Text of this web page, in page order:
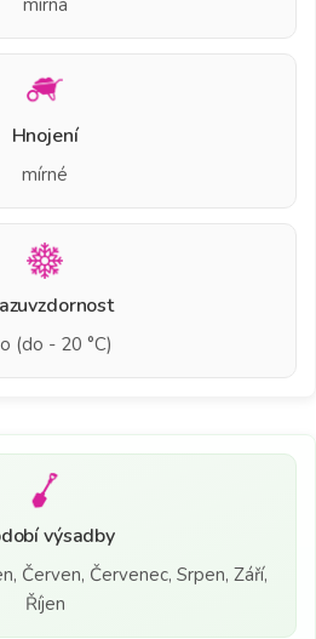
Hnojení
mírné
(do - 20 °C)
výsadby
Červen, Červenec, Srpen, Září,
Říjen